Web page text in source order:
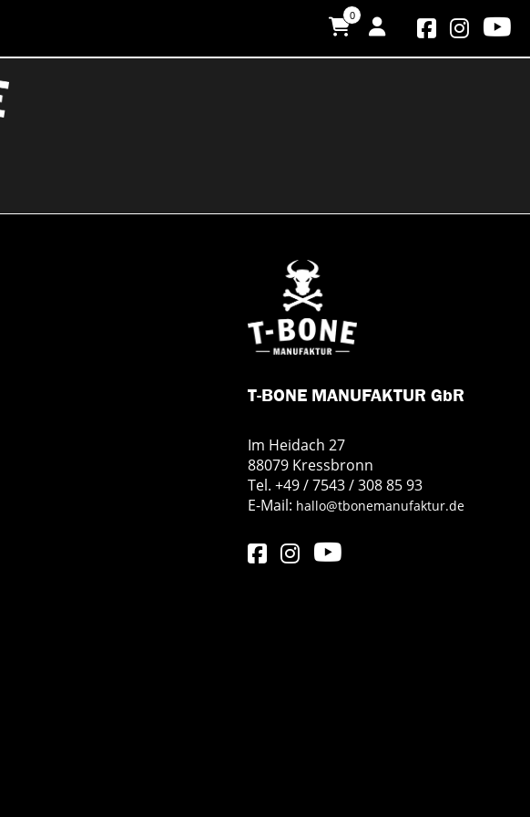
0
T-BONE MANUFAKTUR GbR
Im Heidach 27
88079 Kressbronn
Tel. +49 / 7543 / 308 85 93
E-Mail: hallo@tbonemanufaktur.de